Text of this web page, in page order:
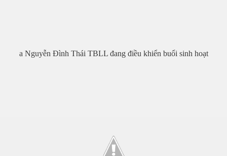
a Nguyễn Đình Thái TBLL đang điều khiển buổi sinh hoạt